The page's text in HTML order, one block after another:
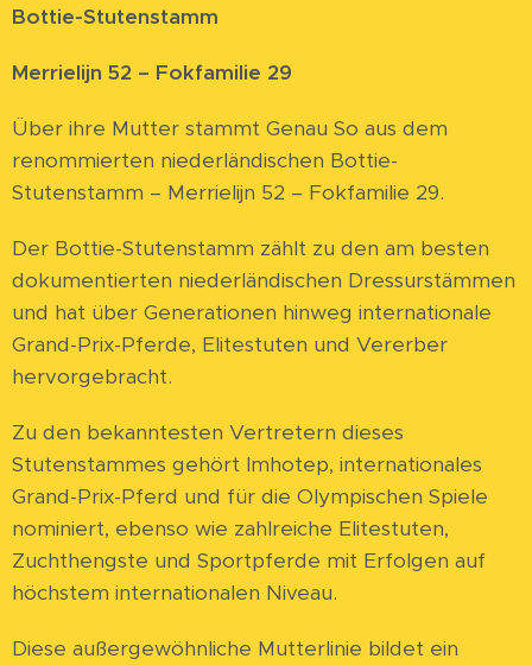
Bottie-Stutenstamm
Merrielijn 52 – Fokfamilie 29
Über ihre Mutter stammt Genau So aus dem
renommierten niederländischen Bottie-
Stutenstamm – Merrielijn 52 – Fokfamilie 29.
Der Bottie-Stutenstamm zählt zu den am besten
dokumentierten niederländischen Dressurstämmen
und hat über Generationen hinweg internationale
Grand-Prix-Pferde, Elitestuten und Vererber
hervorgebracht.
Zu den bekanntesten Vertretern dieses
Stutenstammes gehört Imhotep, internationales
Grand-Prix-Pferd und für die Olympischen Spiele
nominiert, ebenso wie zahlreiche Elitestuten,
Zuchthengste und Sportpferde mit Erfolgen auf
höchstem internationalen Niveau.
Diese außergewöhnliche Mutterlinie bildet ein